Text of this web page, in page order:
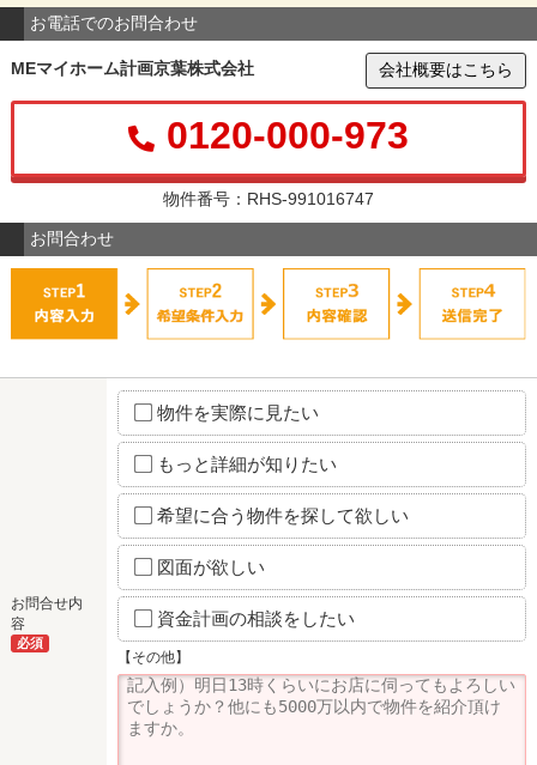
お電話でのお問合わせ
MEマイホーム計画京葉株式会社 会社概要はこちら
0120-000-973
物件番号：RHS-991016747
お問合わせ
お問合せ内
容
必須
物件を実際に見たい
もっと詳細が知りたい
希望に合う物件を探して欲しい
図面が欲しい
資金計画の相談をしたい
【その他】